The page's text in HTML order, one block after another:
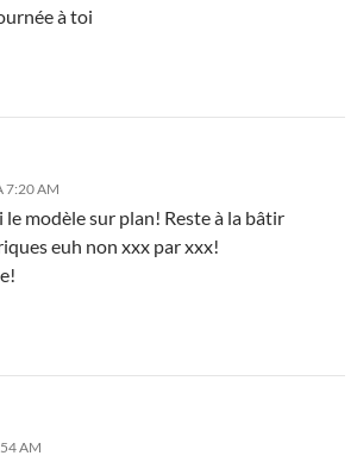
à toi
7:20 AM
le modèle sur plan! Reste à la bâtir
euh non xxx par xxx!
AM